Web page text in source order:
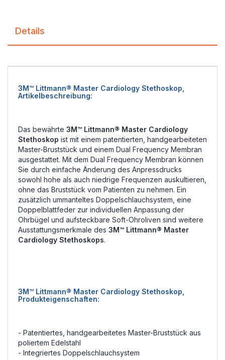
Details
3M™ Littmann® Master Cardiology Stethoskop,
Artikelbeschreibung:
Das bewährte 3M™ Littmann® Master Cardiology
Stethoskop ist mit einem patentierten, handgearbeiteten
Master-Bruststück und einem Dual Frequency Membran
ausgestattet. Mit dem Dual Frequency Membran können
Sie durch einfache Änderung des Anpressdrucks
sowohl hohe als auch niedrige Frequenzen auskultieren,
ohne das Bruststück vom Patienten zu nehmen. Ein
zusätzlich ummanteltes Doppelschlauchsystem, eine
Doppelblattfeder zur individuellen Anpassung der
Ohrbügel und aufsteckbare Soft-Ohroliven sind weitere
Ausstattungsmerkmale des 3M™ Littmann® Master
Cardiology Stethoskops.
3M™ Littmann® Master Cardiology Stethoskop,
Produkteigenschaften:
- Patentiertes, handgearbeitetes Master-Bruststück aus
poliertem Edelstahl
- Integriertes Doppelschlauchsystem